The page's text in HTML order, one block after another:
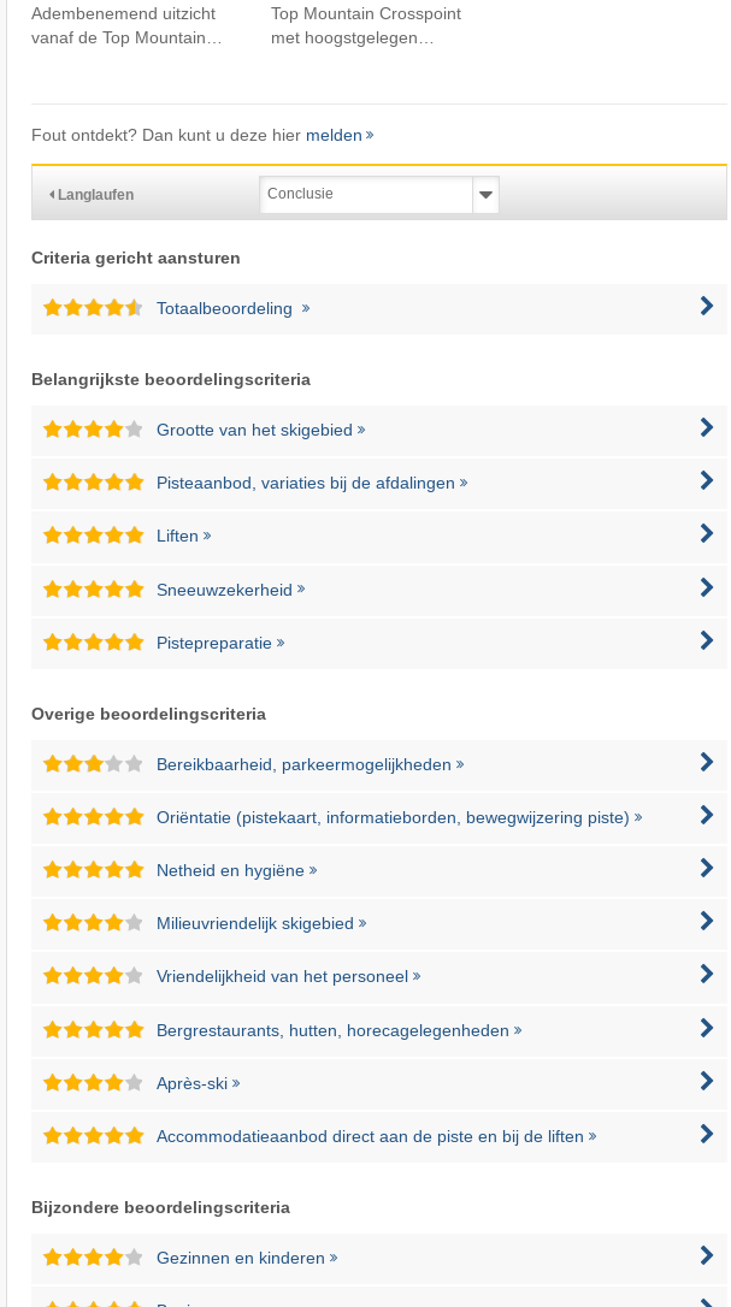
Adembenemend uitzicht
vanaf de Top Mountain…
Top Mountain Crosspoint
met hoogstgelegen…
Fout ontdekt? Dan kunt u deze hier melden
Langlaufen
Criteria gericht aansturen
Totaalbeoordeling
Belangrijkste beoordelingscriteria
Grootte van het skigebied
Pisteaanbod, variaties bij de afdalingen
Liften
Sneeuwzekerheid
Pistepreparatie
Overige beoordelingscriteria
Bereikbaarheid, parkeermogelijkheden
Oriëntatie (pistekaart, informatieborden, bewegwijzering piste)
Netheid en hygiëne
Milieuvriendelijk skigebied
Vriendelijkheid van het personeel
Bergrestaurants, hutten, horecagelegenheden
Après-ski
Accommodatieaanbod direct aan de piste en bij de liften
Bijzondere beoordelingscriteria
Gezinnen en kinderen